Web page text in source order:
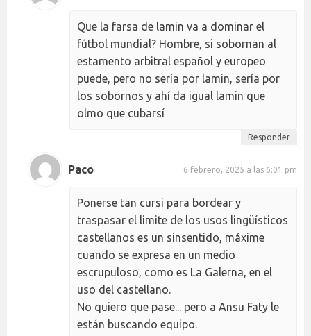
Que la farsa de lamin va a dominar el
fútbol mundial? Hombre, si sobornan al
estamento arbitral español y europeo
puede, pero no sería por lamin, sería por
los sobornos y ahí da igual lamin que
olmo que cubarsí
Responder
Paco 6 febrero, 2025 a las 6:01 pm
Ponerse tan cursi para bordear y
traspasar el limite de los usos lingüísticos
castellanos es un sinsentido, máxime
cuando se expresa en un medio
escrupuloso, como es La Galerna, en el
uso del castellano.
No quiero que pase... pero a Ansu Faty le
están buscando equipo.